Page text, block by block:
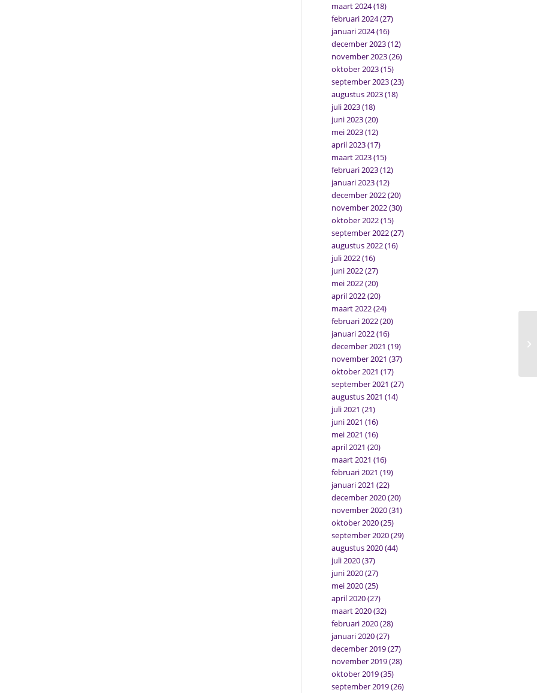
maart 2024(18)
februari 2024(27)
januari 2024(16)
december 2023(12)
november 2023(26)
oktober 2023(15)
september 2023(23)
augustus 2023(18)
juli 2023(18)
juni 2023(20)
mei 2023(12)
april 2023(17)
maart 2023(15)
februari 2023(12)
januari 2023(12)
december 2022(20)
november 2022(30)
oktober 2022(15)
september 2022(27)
augustus 2022(16)
juli 2022(16)
juni 2022(27)
mei 2022(20)
april 2022(20)
maart 2022(24)
februari 2022(20)
januari 2022(16)
december 2021 (19)
november 2021 (37)
oktober 2021 (17)
september 2021 (27)
augustus 2021 (14)
juli 2021 (21)
juni 2021 (16)
mei 2021 (16)
april 2021 (20)
maart 2021 (16)
februari 2021 (19)
januari 2021 (22)
december 2020(20)
november 2020(31)
oktober 2020(25)
september 2020(29)
augustus 2020(44)
juli 2020(37)
juni 2020(27)
mei 2020(25)
april 2020(27)
maart 2020(32)
februari 2020(28)
januari 2020(27)
december 2019(27)
november 2019(28)
oktober 2019(35)
september 2019(26)